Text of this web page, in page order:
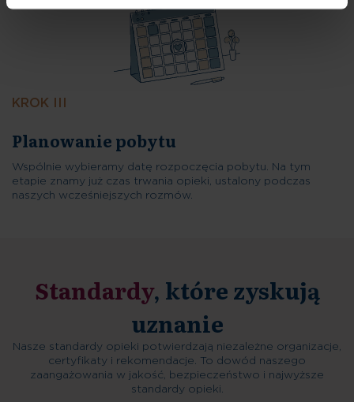
medycznej
KROK III
Wspólnie wybieramy datę rozpoczęcia pobytu. Na tym
etapie znamy już czas trwania opieki, ustalony podczas
naszych wcześniejszych rozmów.
Standardy, które zyskują
uznanie
Nasze standardy opieki potwierdzają niezależne organizacje,
certyfikaty i rekomendacje. To dowód naszego
zaangażowania w jakość, bezpieczeństwo i najwyższe
standardy opieki.